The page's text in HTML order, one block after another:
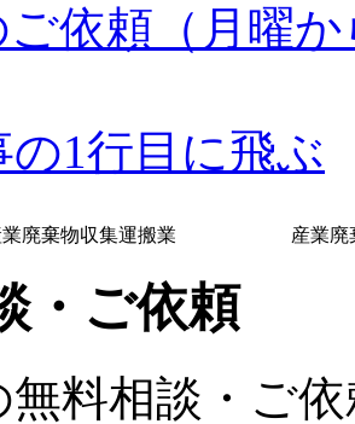
依頼（月曜
の1行目に飛ぶ
廃棄物収集運搬業 産業廃
・ご依頼
無料相談・ご